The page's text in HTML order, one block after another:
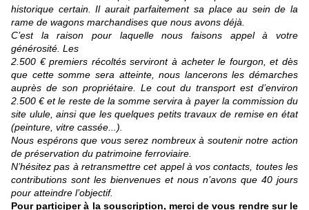
historique certain. Il aurait parfaitement sa place au sein de la
rame de wagons marchandises que nous avons déjà.
C’est la raison pour laquelle nous faisons appel à votre
générosité. Les
2.500 € premiers récoltés serviront à acheter le fourgon, et dès
que cette somme sera atteinte, nous lancerons les démarches
auprès de son propriétaire. Le cout du transport est d’environ
2.500 € et le reste de la somme servira à payer la commission du
site ulule, ainsi que les quelques petits travaux de remise en état
(peinture, vitre cassée...).
Nous espérons que vous serez nombreux à soutenir notre action
de préservation du patrimoine ferroviaire.
N’hésitez pas à retransmettre cet appel à vos contacts, toutes les
contributions sont les bienvenues et nous n’avons que 40 jours
pour atteindre l’objectif.
Pour participer à la souscription, merci de vous rendre sur le